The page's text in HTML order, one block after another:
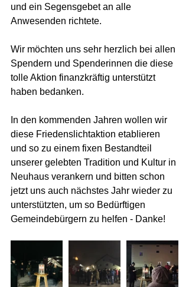
und ein Segensgebet an alle
Anwesenden richtete.
Wir möchten uns sehr herzlich bei allen
Spendern und Spenderinnen die diese
tolle Aktion finanzkräftig unterstützt
haben bedanken.
In den kommenden Jahren wollen wir
diese Friedenslichtaktion etablieren
und so zu einem fixen Bestandteil
unserer gelebten Tradition und Kultur in
Neuhaus verankern und bitten schon
jetzt uns auch nächstes Jahr wieder zu
unterstützten, um so Bedürftigen
Gemeindebürgern zu helfen - Danke!